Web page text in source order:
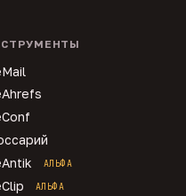
АЛЬФА
АЛЬФА